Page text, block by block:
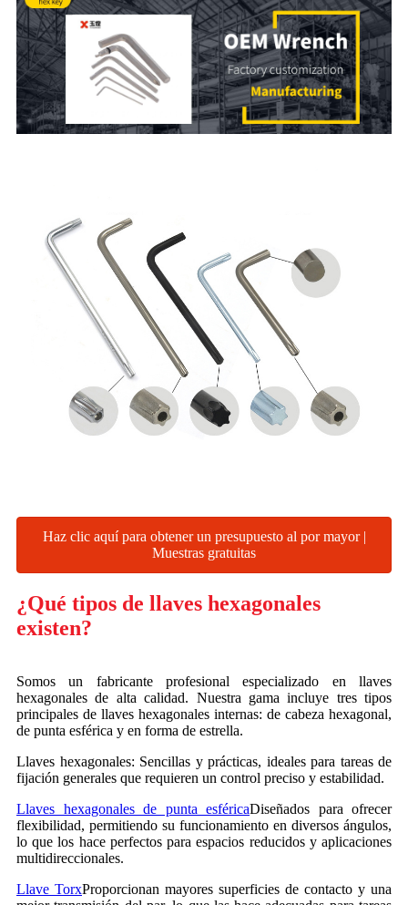
Haz clic aquí para obtener un presupuesto al por mayor |
Muestras gratuitas
¿Qué tipos de llaves hexagonales
existen?
Somos un fabricante profesional especializado en llaves
hexagonales de alta calidad. Nuestra gama incluye tres tipos
principales de llaves hexagonales internas: de cabeza hexagonal,
de punta esférica y en forma de estrella.
Llaves hexagonales: Sencillas y prácticas, ideales para tareas de
fijación generales que requieren un control preciso y estabilidad.
Llaves hexagonales de punta esféricaDiseñados para ofrecer
flexibilidad, permitiendo su funcionamiento en diversos ángulos,
lo que los hace perfectos para espacios reducidos y aplicaciones
multidireccionales.
Llave TorxProporcionan mayores superficies de contacto y una